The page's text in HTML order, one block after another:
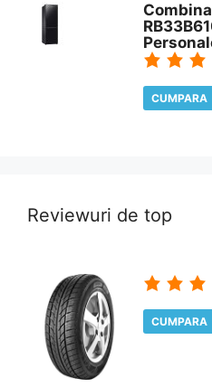
CUMPARA
Reviewuri de top
CUMPARA